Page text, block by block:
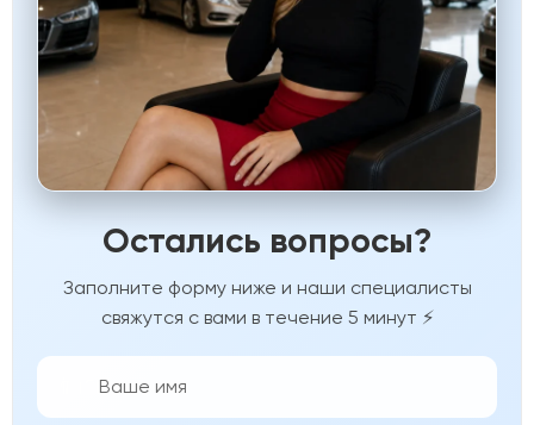
Остались вопросы?
Заполните форму ниже и наши специалисты
свяжутся с вами в течение 5 минут ⚡